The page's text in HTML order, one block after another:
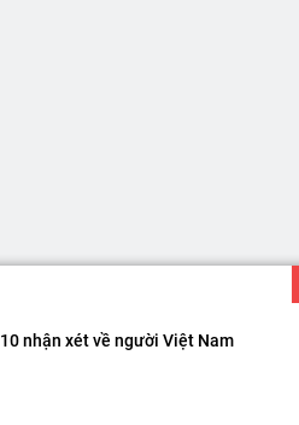
10 nhận xét về người Việt Nam